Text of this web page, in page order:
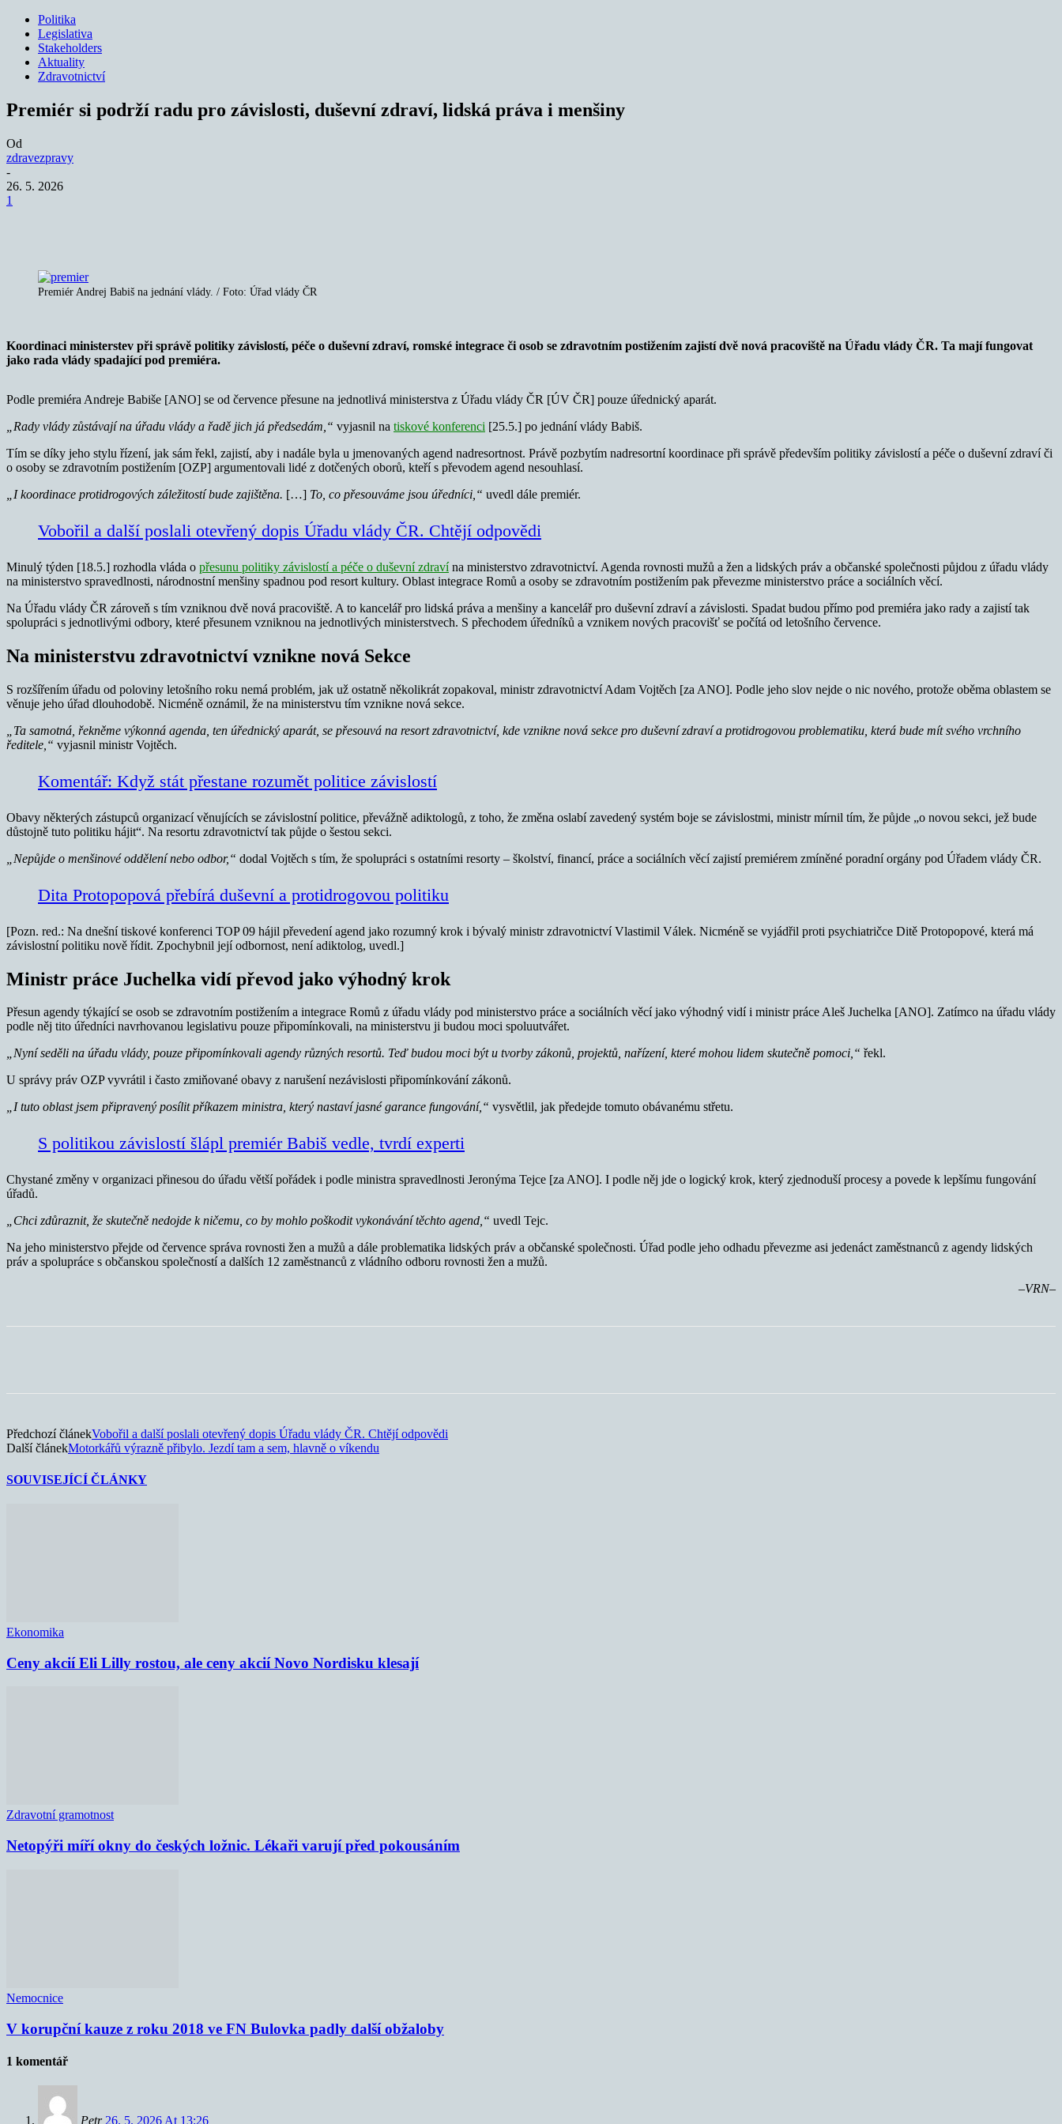
Politika
Legislativa
Stakeholders
Aktuality
Zdravotnictví
Premiér si podrží radu pro závislosti, duševní zdraví, lidská práva i menšiny
Od
zdravezpravy
-
26. 5. 2026
1
Premiér Andrej Babiš na jednání vlády. / Foto: Úřad vlády ČR
Koordinaci ministerstev při správě politiky závislostí, péče o duševní zdraví, romské integrace či osob se zdravotním postižením zajistí dvě nová pracoviště na Úřadu vlády ČR. Ta mají fungovat
jako rada vlády spadající pod premiéra.
Podle premiéra Andreje Babiše [ANO] se od července přesune na jednotlivá ministerstva z Úřadu vlády ČR [ÚV ČR] pouze úřednický aparát.
„Rady vlády zůstávají na úřadu vlády a řadě jich já předsedám,“ vyjasnil na tiskové konferenci [25.5.] po jednání vlády Babiš.
Tím se díky jeho stylu řízení, jak sám řekl, zajistí, aby i nadále byla u jmenovaných agend nadresortnost. Právě pozbytím nadresortní koordinace při správě především politiky závislostí a péče o duševní zdraví či
o osoby se zdravotním postižením [OZP] argumentovali lidé z dotčených oborů, kteří s převodem agend nesouhlasí.
„I koordinace protidrogových záležitostí bude zajištěna. […] To, co přesouváme jsou úředníci,“ uvedl dále premiér.
Vobořil a další poslali otevřený dopis Úřadu vlády ČR. Chtějí odpovědi
Minulý týden [18.5.] rozhodla vláda o přesunu politiky závislostí a péče o duševní zdravína ministerstvo zdravotnictví. Agenda rovnosti mužů a žen a lidských práv a občanské společnosti půjdou z úřadu vlády
na ministerstvo spravedlnosti, národnostní menšiny spadnou pod resort kultury. Oblast integrace Romů a osoby se zdravotním postižením pak převezme ministerstvo práce a sociálních věcí.
Na Úřadu vlády ČR zároveň s tím vzniknou dvě nová pracoviště. A to kancelář pro lidská práva a menšiny a kancelář pro duševní zdraví a závislosti. Spadat budou přímo pod premiéra jako rady a zajistí tak
spolupráci s jednotlivými odbory, které přesunem vzniknou na jednotlivých ministerstvech. S přechodem úředníků a vznikem nových pracovišť se počítá od letošního července.
Na ministerstvu zdravotnictví vznikne nová Sekce
S rozšířením úřadu od poloviny letošního roku nemá problém, jak už ostatně několikrát zopakoval, ministr zdravotnictví Adam Vojtěch [za ANO]. Podle jeho slov nejde o nic nového, protože oběma oblastem se
věnuje jeho úřad dlouhodobě. Nicméně oznámil, že na ministerstvu tím vznikne nová sekce.
„Ta samotná, řekněme výkonná agenda, ten úřednický aparát, se přesouvá na resort zdravotnictví, kde vznikne nová sekce pro duševní zdraví a protidrogovou problematiku, která bude mít svého vrchního
ředitele,“ vyjasnil ministr Vojtěch.
Komentář: Když stát přestane rozumět politice závislostí
Obavy některých zástupců organizací věnujících se závislostní politice, převážně adiktologů, z toho, že změna oslabí zavedený systém boje se závislostmi, ministr mírnil tím, že půjde „o novou sekci, jež bude
důstojně tuto politiku hájit“. Na resortu zdravotnictví tak půjde o šestou sekci.
„Nepůjde o menšinové oddělení nebo odbor,“ dodal Vojtěch s tím, že spolupráci s ostatními resorty – školství, financí, práce a sociálních věcí zajistí premiérem zmíněné poradní orgány pod Úřadem vlády ČR.
Dita Protopopová přebírá duševní a protidrogovou politiku
[Pozn. red.: Na dnešní tiskové konferenci TOP 09 hájil převedení agend jako rozumný krok i bývalý ministr zdravotnictví Vlastimil Válek. Nicméně se vyjádřil proti psychiatričce Ditě Protopopové, která má
závislostní politiku nově řídit. Zpochybnil její odbornost, není adiktolog, uvedl.]
Ministr práce Juchelka vidí převod jako výhodný krok
Přesun agendy týkající se osob se zdravotním postižením a integrace Romů z úřadu vlády pod ministerstvo práce a sociálních věcí jako výhodný vidí i ministr práce Aleš Juchelka [ANO]. Zatímco na úřadu vlády
podle něj tito úředníci navrhovanou legislativu pouze připomínkovali, na ministerstvu ji budou moci spoluutvářet.
„Nyní seděli na úřadu vlády, pouze připomínkovali agendy různých resortů. Teď budou moci být u tvorby zákonů, projektů, nařízení, které mohou lidem skutečně pomoci,“ řekl.
U správy práv OZP vyvrátil i často zmiňované obavy z narušení nezávislosti připomínkování zákonů.
„I tuto oblast jsem připravený posílit příkazem ministra, který nastaví jasné garance fungování,“ vysvětlil, jak předejde tomuto obávanému střetu.
S politikou závislostí šlápl premiér Babiš vedle, tvrdí experti
Chystané změny v organizaci přinesou do úřadu větší pořádek i podle ministra spravedlnosti Jeronýma Tejce [za ANO]. I podle něj jde o logický krok, který zjednoduší procesy a povede k lepšímu fungování
úřadů.
„Chci zdůraznit, že skutečně nedojde k ničemu, co by mohlo poškodit vykonávání těchto agend,“ uvedl Tejc.
Na jeho ministerstvo přejde od července správa rovnosti žen a mužů a dále problematika lidských práv a občanské společnosti. Úřad podle jeho odhadu převezme asi jedenáct zaměstnanců z agendy lidských
práv a spolupráce s občanskou společností a dalších 12 zaměstnanců z vládního odboru rovnosti žen a mužů.
–VRN–
Předchozí článekVobořil a další poslali otevřený dopis Úřadu vlády ČR. Chtějí odpovědi
Další článekMotorkářů výrazně přibylo. Jezdí tam a sem, hlavně o víkendu
SOUVISEJÍCÍ ČLÁNKY
Ekonomika
Ceny akcií Eli Lilly rostou, ale ceny akcií Novo Nordisku klesají
Zdravotní gramotnost
Netopýři míří okny do českých ložnic. Lékaři varují před pokousáním
Nemocnice
V korupční kauze z roku 2018 ve FN Bulovka padly další obžaloby
1 komentář
Petr 26. 5. 2026 At 13:26